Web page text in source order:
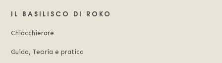
IL BASILISCO DI ROKO
Chiacchierare
Guida, Teoria e pratica